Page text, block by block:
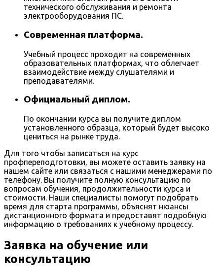
технического обслуживания и ремонта
электрооборудования ПС.
Современная платформа.
Учебный процесс проходит на современных
образовательных платформах, что облегчает
взаимодействие между слушателями и
преподавателями.
Официальный диплом.
По окончании курса вы получите диплом
установленного образца, который будет высоко
цениться на рынке труда.
Для того чтобы записаться на курс
профпереподготовки, вы можете оставить заявку на
нашем сайте или связаться с нашими менеджерами по
телефону. Вы получите полную консультацию по
вопросам обучения, продолжительности курса и
стоимости. Наши специалисты помогут подобрать
время для старта программы, объяснят нюансы
дистанционного формата и предоставят подробную
информацию о требованиях к учебному процессу.
Заявка на обучение или
консультацию